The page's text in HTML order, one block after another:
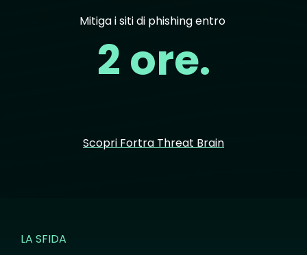
Mitiga i siti di phishing entro
2 ore.
Scopri Fortra Threat Brain
LA SFIDA